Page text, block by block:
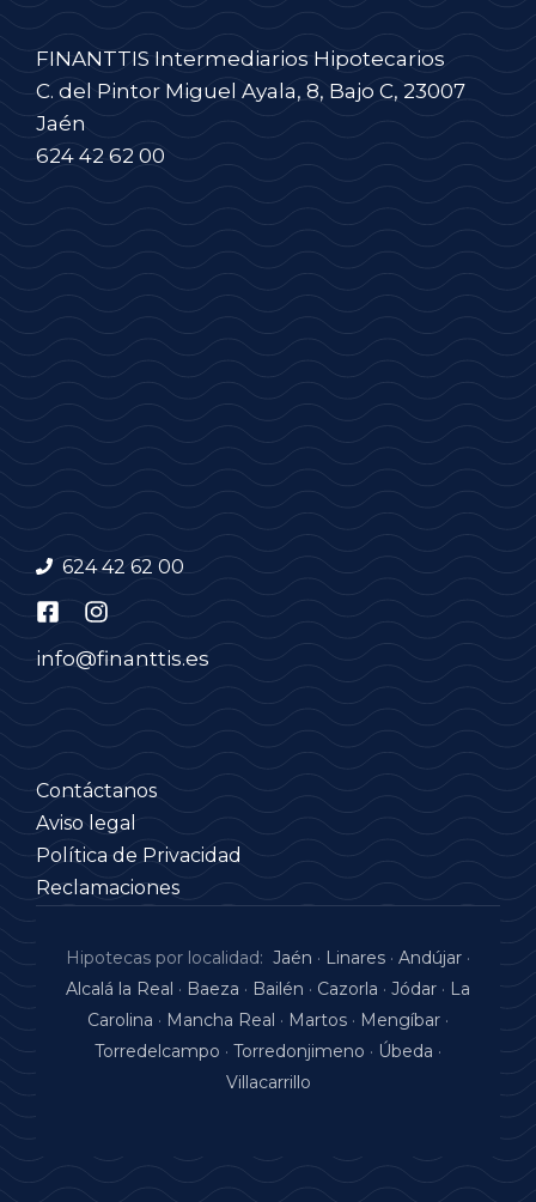
FINANTTIS Intermediarios Hipotecarios
C. del Pintor Miguel Ayala, 8, Bajo C, 23007
Jaén
624 42 62 00
624 42 62 00
info@finanttis.es
Contáctanos
Aviso legal
Política de Privacidad
Reclamaciones
Hipotecas por localidad: Jaén · Linares · Andújar ·
Alcalá la Real · Baeza · Bailén · Cazorla · Jódar · La
Carolina · Mancha Real · Martos · Mengíbar ·
Torredelcampo · Torredonjimeno · Úbeda ·
Villacarrillo